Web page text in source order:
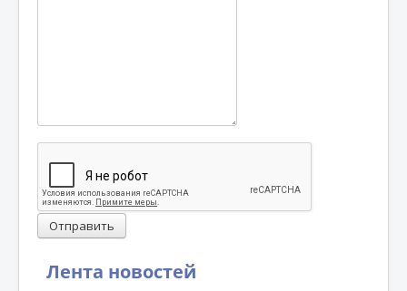
Лента новостей
Отправить